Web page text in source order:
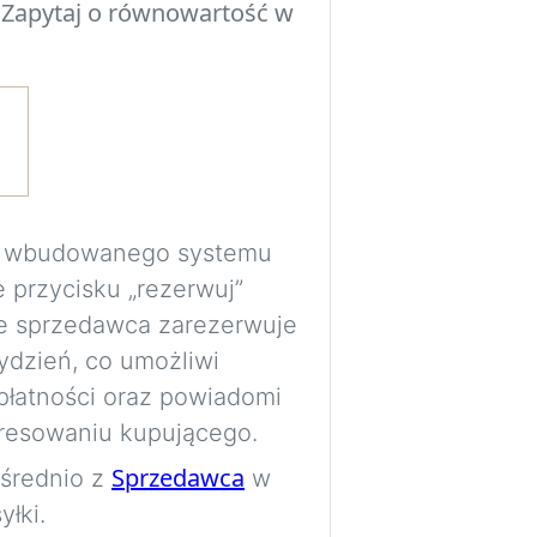
o równowartość w
systemu
przycisku „rezerwuj”
sprzedawca zarezerwuje
co umożliwi
oraz powiadomi
kupującego.
z Sprzedawca w